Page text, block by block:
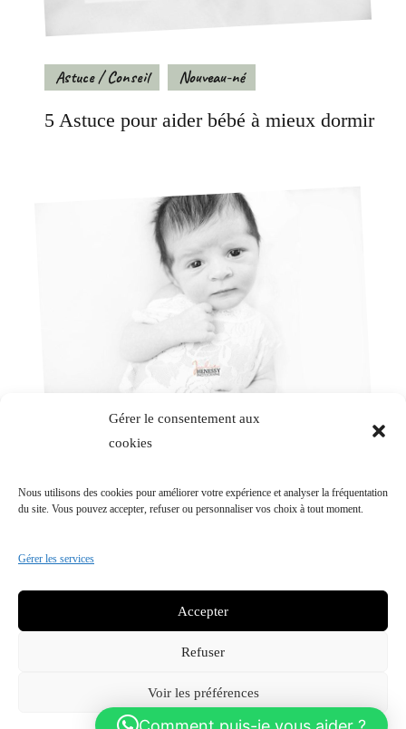
Gérer le consentement aux
cookies
Nous utilisons des cookies pour améliorer votre expérience et analyser la fréquentation
du site. Vous pouvez accepter, refuser ou personnaliser vos choix à tout moment.
Gérer les services
Accepter
Refuser
Voir les préférences
Astuce / Conseil Nouveau-né
5 Astuce pour aider bébé à mieux dormir
Séance Nouveau-né de Élena au studio.
2018-2026 © Julie Henessy Photographe Entrepreneur
indépendant Siret: 84172035200019
WordPressPolitique de confidentialité